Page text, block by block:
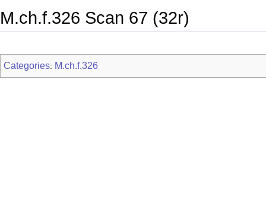
M.ch.f.326 Scan 67 (32r)
Categories: M.ch.f.326